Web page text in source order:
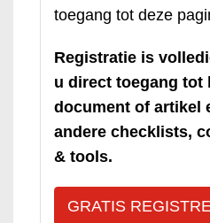
toegang tot deze
Registratie is
u direct toegang tot
document of artikel
andere checklists,
& tools.
GRATIS